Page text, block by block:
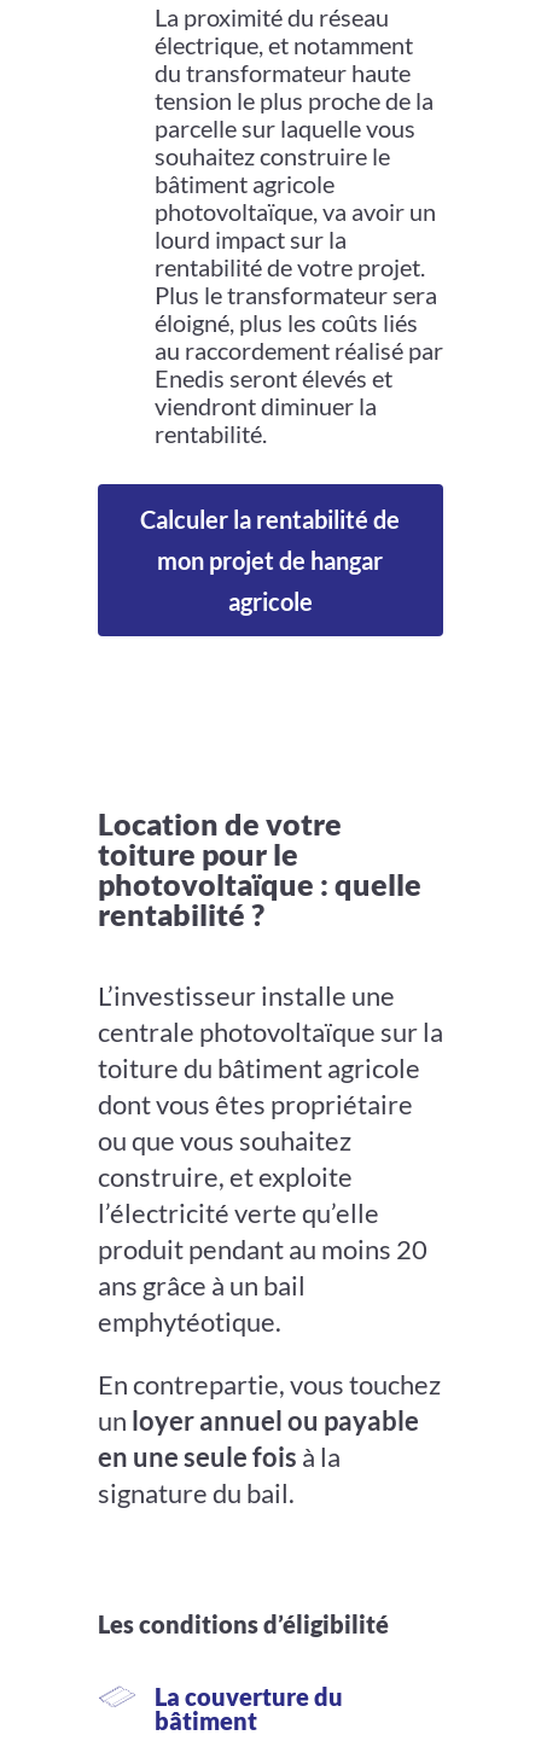
La proximité du réseau
électrique, et notamment
du transformateur haute
tension le plus proche de la
parcelle sur laquelle vous
souhaitez construire le
bâtiment agricole
photovoltaïque, va avoir un
lourd impact sur la
rentabilité de votre projet.
Plus le transformateur sera
éloigné, plus les coûts liés
au raccordement réalisé par
Enedis seront élevés et
viendront diminuer la
rentabilité.
Calculer la rentabilité de
mon projet de hangar
agricole
Location de votre
toiture pour le
photovoltaïque : quelle
rentabilité ?
L’investisseur installe une
centrale photovoltaïque sur la
toiture du bâtiment agricole
dont vous êtes propriétaire
ou que vous souhaitez
construire, et exploite
l’électricité verte qu’elle
produit pendant au moins 20
ans grâce à un bail
emphytéotique.
En contrepartie, vous touchez
un loyer annuel ou payable
en une seule fois à la
signature du bail.
Les conditions d’éligibilité
La couverture du
bâtiment